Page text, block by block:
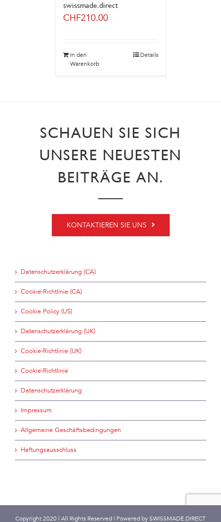
swissmade.direct
CHF210.00
In den
Warenkorb
Details
SCHAUEN SIE SICH
UNSERE NEUESTEN
BEITRÄGE AN.
KONTAKTIEREN SIE UNS
Datenschutzerklärung (CA)
Cookie-Richtlinie (CA)
Cookie Policy (US)
Datenschutzerklärung (UK)
Cookie-Richtlinie (UK)
Cookie-Richtlinie
Datenschutzerklärung
Impressum
Allgemeine Geschäftsbedingungen
Haftungsausschluss
Copyright 2020 | All Rights Reserved | Powered by SWISSMADE.DIRECT